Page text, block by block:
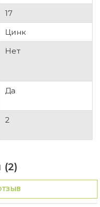
17
Цинк
Нет
Да
2